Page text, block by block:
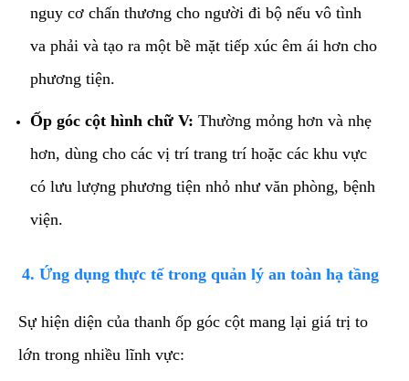
nguy cơ chấn thương cho người đi bộ nếu vô tình
va phải và tạo ra một bề mặt tiếp xúc êm ái hơn cho
phương tiện.
Ốp góc cột hình chữ V: Thường mỏng hơn và nhẹ
hơn, dùng cho các vị trí trang trí hoặc các khu vực
có lưu lượng phương tiện nhỏ như văn phòng, bệnh
viện.
​4. Ứng dụng thực tế trong quản lý an toàn hạ tầng
​Sự hiện diện của thanh ốp góc cột mang lại giá trị to
lớn trong nhiều lĩnh vực: